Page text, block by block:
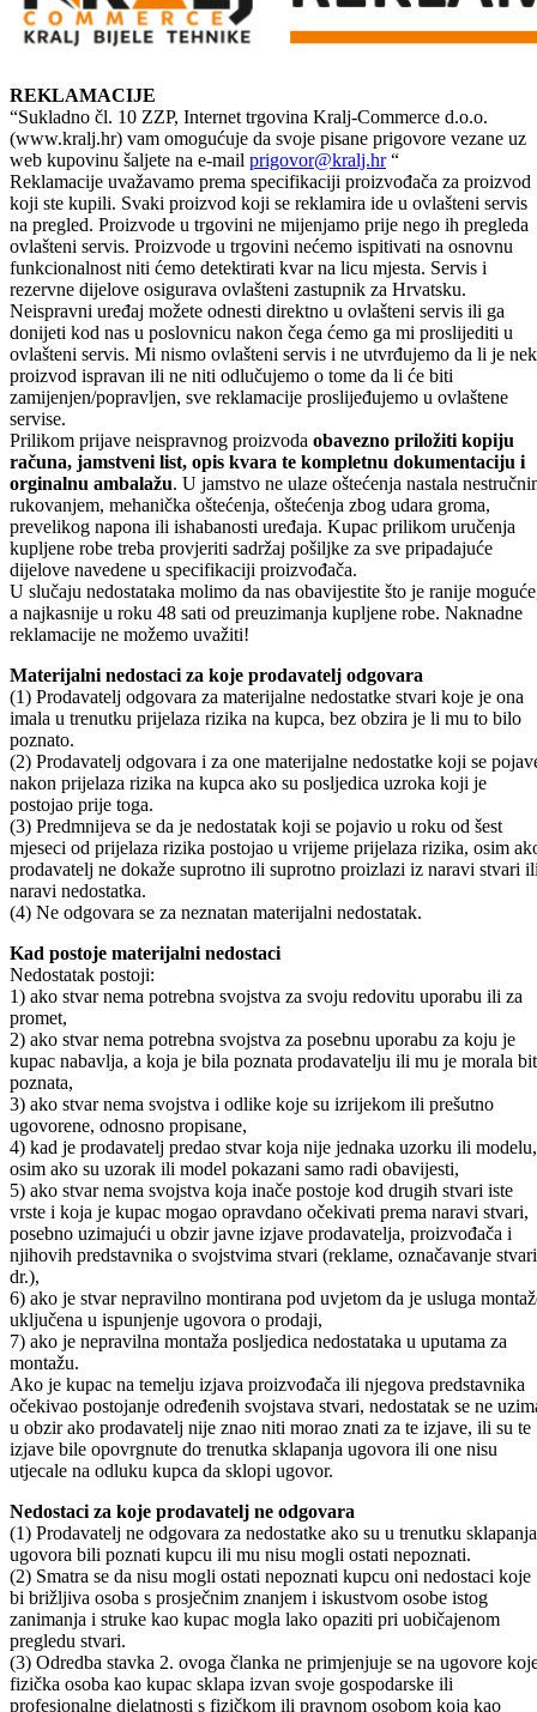
REKLAMACIJE
“Sukladno čl. 10 ZZP, Internet trgovina Kralj-Commerce d.o.o.
(www.kralj.hr) vam omogućuje da svoje pisane prigovore vezane uz
web kupovinu šaljete na e-mail prigovor@kralj.hr“
Reklamacije uvažavamo prema specifikaciji proizvođača za proizvod
koji ste kupili. Svaki proizvod koji se reklamira ide u ovlašteni servis
na pregled. Proizvode u trgovini ne mijenjamo prije nego ih pregleda
ovlašteni servis. Proizvode u trgovini nećemo ispitivati na osnovnu
funkcionalnost niti ćemo detektirati kvar na licu mjesta. Servis i
rezervne dijelove osigurava ovlašteni zastupnik za Hrvatsku.
Neispravni uređaj možete odnesti direktno u ovlašteni servis ili ga
donijeti kod nas u poslovnicu nakon čega ćemo ga mi proslijediti u
ovlašteni servis. Mi nismo ovlašteni servis i ne utvrđujemo da li je
proizvod ispravan ili ne niti odlučujemo o tome da li će biti
zamijenjen/popravljen, sve reklamacije proslijeđujemo u ovlaštene
servise.
Prilikom prijave neispravnog proizvoda obavezno priložiti kopiju
računa, jamstveni list, opis kvara te kompletnu dokumentaciju i
orginalnu ambalažu. U jamstvo ne ulaze oštećenja nastala
rukovanjem, mehanička oštećenja, oštećenja zbog udara groma,
prevelikog napona ili ishabanosti uređaja. Kupac prilikom uručenja
kupljene robe treba provjeriti sadržaj pošiljke za sve pripadajuće
dijelove navedene u specifikaciji proizvođača.
U slučaju nedostataka molimo da nas obavijestite što je ranije
a najkasnije u roku 48 sati od preuzimanja kupljene robe. Naknadne
reklamacije ne možemo uvažiti!
Materijalni nedostaci za koje prodavatelj odgovara
(1) Prodavatelj odgovara za materijalne nedostatke stvari koje je ona
imala u trenutku prijelaza rizika na kupca, bez obzira je li mu to bilo
poznato.
(2) Prodavatelj odgovara i za one materijalne nedostatke koji se
nakon prijelaza rizika na kupca ako su posljedica uzroka koji je
postojao prije toga.
(3) Predmnijeva se da je nedostatak koji se pojavio u roku od šest
mjeseci od prijelaza rizika postojao u vrijeme prijelaza rizika, osim
prodavatelj ne dokaže suprotno ili suprotno proizlazi iz naravi stvari
naravi nedostatka.
(4) Ne odgovara se za neznatan materijalni nedostatak.
Kad postoje materijalni nedostaci
Nedostatak postoji:
1) ako stvar nema potrebna svojstva za svoju redovitu uporabu ili za
promet,
2) ako stvar nema potrebna svojstva za posebnu uporabu za koju je
kupac nabavlja, a koja je bila poznata prodavatelju ili mu je morala
poznata,
3) ako stvar nema svojstva i odlike koje su izrijekom ili prešutno
ugovorene, odnosno propisane,
4) kad je prodavatelj predao stvar koja nije jednaka uzorku ili modelu,
osim ako su uzorak ili model pokazani samo radi obavijesti,
5) ako stvar nema svojstva koja inače postoje kod drugih stvari iste
vrste i koja je kupac mogao opravdano očekivati prema naravi stvari,
posebno uzimajući u obzir javne izjave prodavatelja, proizvođača i
njihovih predstavnika o svojstvima stvari (reklame, označavanje
dr.),
6) ako je stvar nepravilno montirana pod uvjetom da je usluga
uključena u ispunjenje ugovora o prodaji,
7) ako je nepravilna montaža posljedica nedostataka u uputama za
montažu.
Ako je kupac na temelju izjava proizvođača ili njegova predstavnika
očekivao postojanje određenih svojstava stvari, nedostatak se ne
u obzir ako prodavatelj nije znao niti morao znati za te izjave, ili su te
izjave bile opovrgnute do trenutka sklapanja ugovora ili one nisu
utjecale na odluku kupca da sklopi ugovor.
Nedostaci za koje prodavatelj ne odgovara
(1) Prodavatelj ne odgovara za nedostatke ako su u trenutku sklapanja
ugovora bili poznati kupcu ili mu nisu mogli ostati nepoznati.
(2) Smatra se da nisu mogli ostati nepoznati kupcu oni nedostaci koje
bi brižljiva osoba s prosječnim znanjem i iskustvom osobe istog
zanimanja i struke kao kupac mogla lako opaziti pri uobičajenom
pregledu stvari.
(3) Odredba stavka 2. ovoga članka ne primjenjuje se na ugovore
fizička osoba kao kupac sklapa izvan svoje gospodarske ili
profesionalne djelatnosti s fizičkom ili pravnom osobom koja kao